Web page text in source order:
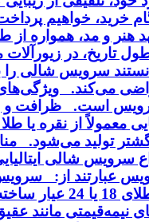
خرید، خواهیم
هنر و مد، همواره
تاریخ، در
سرویس شالی
راضی می‌کند.
است. ظرافت و
از نقره یا
تولید می‌شود.
شالی
می‌شود و با روکش طلا
مانند